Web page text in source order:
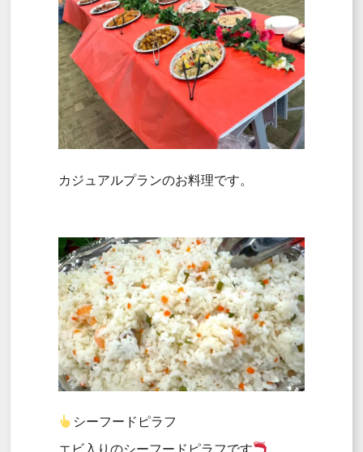
カジュアルプランのお料理です。
シーフードピラフ
エビ入りのシーフードピラフです